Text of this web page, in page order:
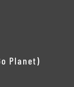
Planet)